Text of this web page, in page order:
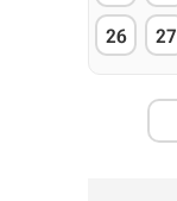
26 27